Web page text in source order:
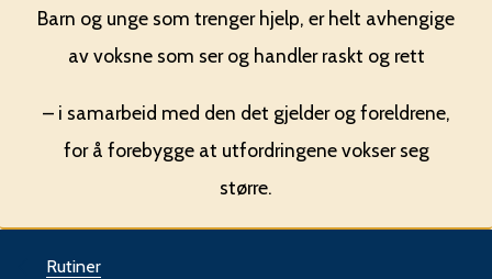
m
m
u
e
Barn og unge som trenger hjelp, er helt avhengige
av voksne som ser og handler raskt og rett
– i samarbeid med den det gjelder og foreldrene,
for å forebygge at utfordringene vokser seg
større.
Du
Rutiner